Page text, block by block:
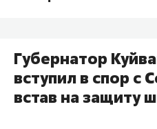
Губернатор
вступил в спор с
встав на защиту